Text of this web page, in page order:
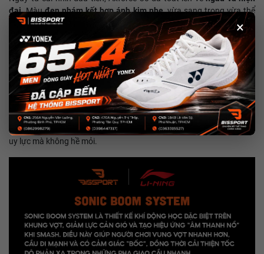
×
đại. Màuđen nhám kết hợp ánh kim nhẹ, vừa sang trọng vừa thể
thao.
Trọng lượng 4U giúp vợtnhẹ, dễ điều khiển, xoay cổ tay nhanh, rất
hợp cho các pha phản tạt hoặc xử lý cầu sát lưới.
Thân vợt có độ cứng trung bình nêndễ làm quen, không bị cứng
tay, nhưng vẫn đủ lực để tạo
cú smash nặng và sâu cầu.
Vì hơi nặng đầu nên vợt cólực đẩy tự nhiên
, cầu đi sâu và mạnh –
đúng kiểu đánh mà đối thủ rất khó trả.
Tổng thể, cảm giác khi đánh là đầm, thật tay, dễ kiểm soát– vừa đủ
uy lực mà không hề mỏi.